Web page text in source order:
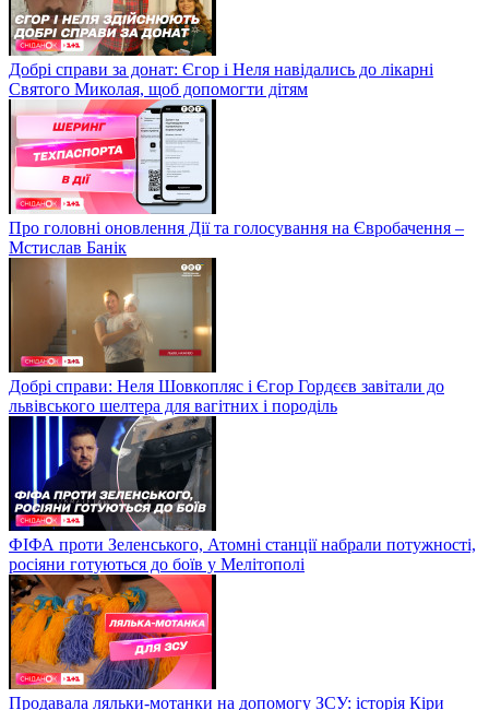
Добрі справи за донат: Єгор і Неля навідались до лікарні
Святого Миколая, щоб допомогти дітям
Про головні оновлення Дії та голосування на Євробачення –
Мстислав Банік
Добрі справи: Неля Шовкопляс і Єгор Гордєєв завітали до
львівського шелтера для вагітних і породіль
ФІФА проти Зеленського, Атомні станції набрали потужності,
росіяни готуються до боїв у Мелітополі
Продавала ляльки-мотанки на допомогу ЗСУ: історія Кіри